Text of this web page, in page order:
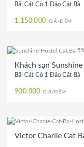
Bãi Cát Cò 1 Đảo Cát Bà
1.150.000 GIÁ/ĐÊM
Khách sạn
Bãi Cát Cò 1 Đảo Cát Bà
900.000 GIÁ/ĐÊM
Victor Charlie Cat